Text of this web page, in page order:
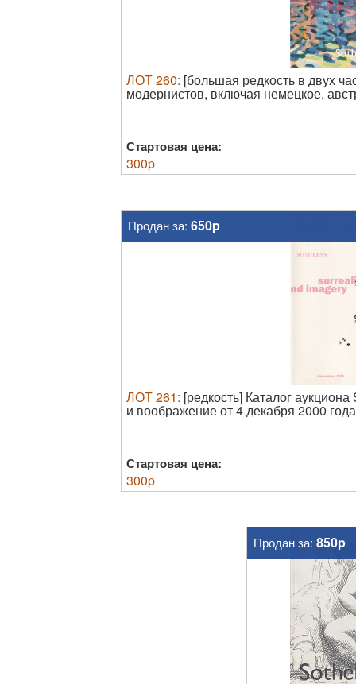
ЛОТ260: [большая редкость в двух
модернистов, включая немецкое,
с., ил., 29,5 х 22,5 см Т. 2: 376 с., ил.,
Стартовая цена:
300p
Продан за: 650p
ЛОТ261: [редкость] Каталог
и воображение от 4 декабря 2000
незначительные потертости на
Стартовая цена:
300p
Продан за: 850p